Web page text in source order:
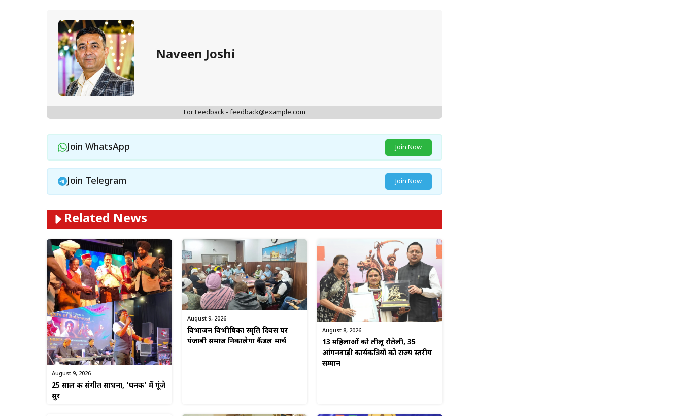
Naveen Joshi
For Feedback - feedback@example.com
Join WhatsApp Join Now
Join Telegram Join Now
Related News
August 9, 2026
25 साल की संगीत साधना, ‘घनक’ में गूंजे
सुर
August 9, 2026
विभाजन विभीषिका स्मृति दिवस पर
पंजाबी समाज निकालेगा कैंडल मार्च
August 8, 2026
13 महिलाओं को तीलू रौतेली, 35
आंगनवाड़ी कार्यकत्रियों को राज्य स्तरीय
सम्मान